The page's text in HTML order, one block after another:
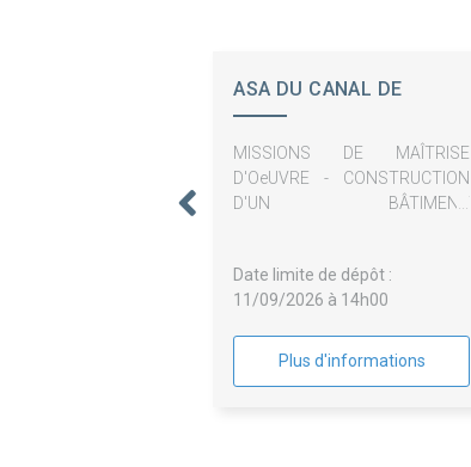
ASA DU CANAL DE
TROPEZ
MISSIONS DE MAÎTRISE
D'OeUVRE - CONSTRUCTION
D'UN BÂTIMENT
STATION DE POMPAGE DE "
MISSISSIPI " ET INSTALLATION
Date limite de dépôt :
11/09/2026 à 14h00
Plus d'informations